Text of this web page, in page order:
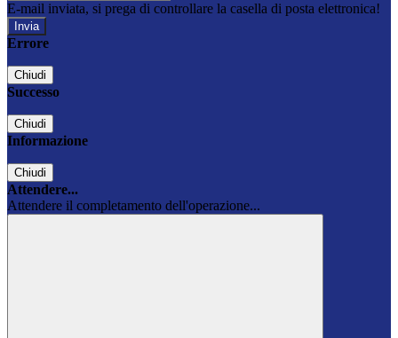
E-mail inviata, si prega di controllare la casella di posta elettronica!
Errore
Chiudi
Successo
Chiudi
Informazione
Chiudi
Attendere...
Attendere il completamento dell'operazione...